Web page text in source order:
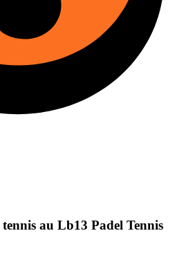
tennis au Lb13 Padel Tennis